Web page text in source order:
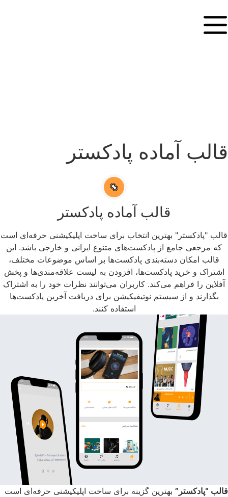
قالب آماده پادکستر
قالب آماده پادکستر
قالب "پادکستر" بهترین انتخاب برای ساخت اپلیکیشنی حرفه‌ای است
که مرجعی جامع از پادکست‌های متنوع ایرانی و خارجی باشد. این
قالب امکان دسته‌بندی پادکست‌ها بر اساس موضوعات مختلف،
اشتراک و خرید پادکست‌ها، افزودن به لیست علاقه‌مندی‌ها و پخش
آفلاین را فراهم می‌کند. کاربران می‌توانند نظرات خود را به اشتراک
بگذارند و از سیستم نوتیفیکیشن برای دریافت آخرین پادکست‌ها
استفاده کنند.
قالب “پادکستر” بهترین گزینه برای ساخت اپلیکیشنی حرفه‌ای است